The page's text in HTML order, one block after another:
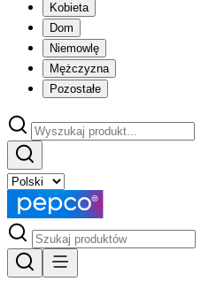
Kobieta
Dom
Niemowlę
Mężczyzna
Pozostałe